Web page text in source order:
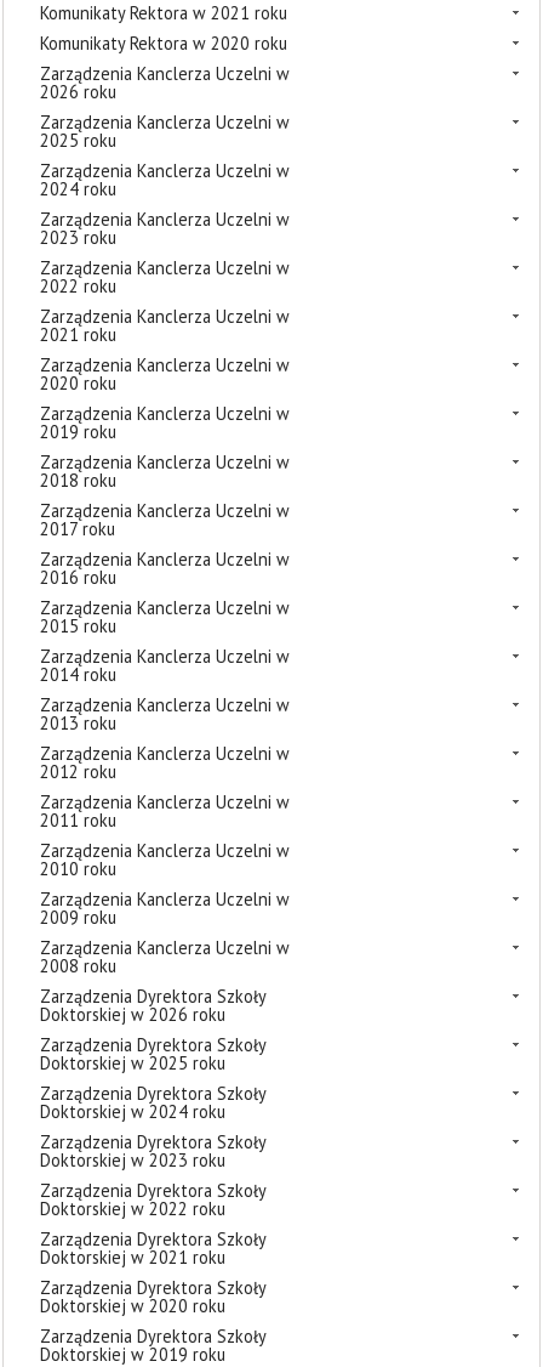
Komunikaty Rektora w 2021 roku
Komunikaty Rektora w 2020 roku
Zarządzenia Kanclerza Uczelni w
2026 roku
Zarządzenia Kanclerza Uczelni w
2025 roku
Zarządzenia Kanclerza Uczelni w
2024 roku
Zarządzenia Kanclerza Uczelni w
2023 roku
Zarządzenia Kanclerza Uczelni w
2022 roku
Zarządzenia Kanclerza Uczelni w
2021 roku
Zarządzenia Kanclerza Uczelni w
2020 roku
Zarządzenia Kanclerza Uczelni w
2019 roku
Zarządzenia Kanclerza Uczelni w
2018 roku
Zarządzenia Kanclerza Uczelni w
2017 roku
Zarządzenia Kanclerza Uczelni w
2016 roku
Zarządzenia Kanclerza Uczelni w
2015 roku
Zarządzenia Kanclerza Uczelni w
2014 roku
Zarządzenia Kanclerza Uczelni w
2013 roku
Zarządzenia Kanclerza Uczelni w
2012 roku
Zarządzenia Kanclerza Uczelni w
2011 roku
Zarządzenia Kanclerza Uczelni w
2010 roku
Zarządzenia Kanclerza Uczelni w
2009 roku
Zarządzenia Kanclerza Uczelni w
2008 roku
Zarządzenia Dyrektora Szkoły
Doktorskiej w 2026 roku
Zarządzenia Dyrektora Szkoły
Doktorskiej w 2025 roku
Zarządzenia Dyrektora Szkoły
Doktorskiej w 2024 roku
Zarządzenia Dyrektora Szkoły
Doktorskiej w 2023 roku
Zarządzenia Dyrektora Szkoły
Doktorskiej w 2022 roku
Zarządzenia Dyrektora Szkoły
Doktorskiej w 2021 roku
Zarządzenia Dyrektora Szkoły
Doktorskiej w 2020 roku
Zarządzenia Dyrektora Szkoły
Doktorskiej w 2019 roku